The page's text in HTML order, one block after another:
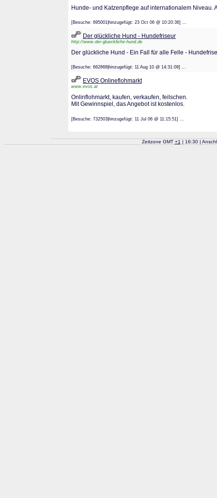
Hunde- und Katzenpflege auf internationalem
[Besuche: 695001|hinzugefügt: 23 Oct 06 @ 10:20:36] ...
Der glückliche Hund - Hundefriseur
http://www.der-glueckliche-hund.de
Der glückliche Hund - Ein Fall für alle Felle -
[Besuche: 662868|hinzugefügt: 11 Aug 10 @ 14:31:09] ...
EVOS Onlineflohmarkt
www.evos.at
Onlinflohmarkt, kaufen, verkaufen, feilschen.
Mit Gewinnspiel, das Angebot ist kostenlos.
[Besuche: 732503|hinzugefügt: 11 Jul 06 @ 11:15:51] ...
Zeitzone GMT +1 | 16:30 |